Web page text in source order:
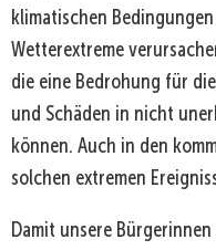
klimatischen
Wetterextreme
die eine Bedrohung für
und Schäden in nicht
können. Auch in den
solchen extremen
Damit unsere